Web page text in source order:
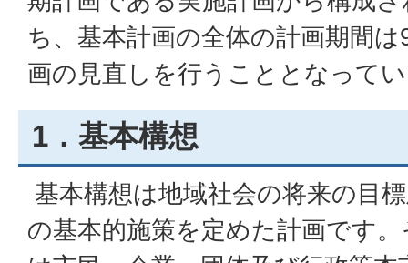
ち、基本計画の全体の計画期間
画の見直しを行うこととなって
1．基本構想
基本構想は地域社会の将来の目
の基本的施策を定めた計画です